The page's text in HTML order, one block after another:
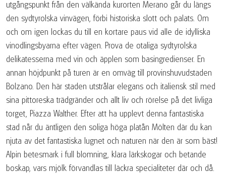
utgångspunkt från den välkända kurorten Merano går du längs
den sydtyrolska vinvägen, förbi historiska slott och palats. Om
och om igen lockas du till en kortare paus vid alle de idylliska
vinodlingsbyarna efter vägen. Prova de otaliga sydtyrolska
delikatesserna med vin och äpplen som basingredienser. En
annan höjdpunkt på turen är en omväg till provinshuvudstaden
Bolzano. Den här staden utstrålar elegans och italiensk stil med
sina pittoreska trädgränder och allt liv och rörelse på det livliga
torget, Piazza Walther. Efter att ha upplevt denna fantastiska
stad når du äntligen den soliga höga platån Mölten där du kan
njuta av det fantastiska lugnet och naturen när den är som bäst!
Alpin betesmark i full blomning, klara lärkskogar och betande
boskap, vars mjölk förvandlas till läckra specialiteter där och då.